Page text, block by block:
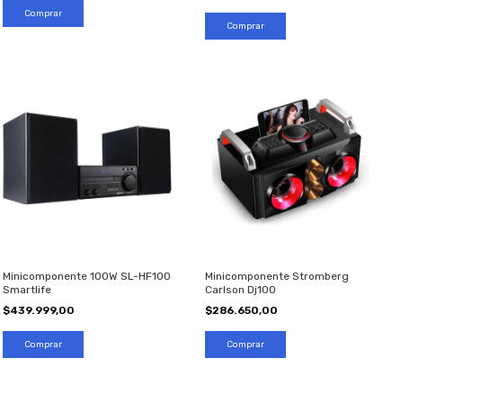
Minicomponente 100W SL-HF100
Smartlife
$439.999,00
Minicomponente Stromberg
Carlson Dj100
$286.650,00